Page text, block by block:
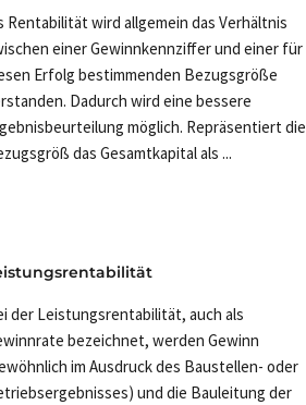
Rentabilität wird allgemein das Verhältnis
einer Gewinnkennziffer und einer für
Erfolg bestimmenden Bezugsgröße
Dadurch wird eine bessere
möglich. Repräsentiert die
das Gesamtkapital als ...
der Leistungsrentabilität, auch als
bezeichnet, werden Gewinn
im Ausdruck des Baustellen- oder
und die Bauleitung der